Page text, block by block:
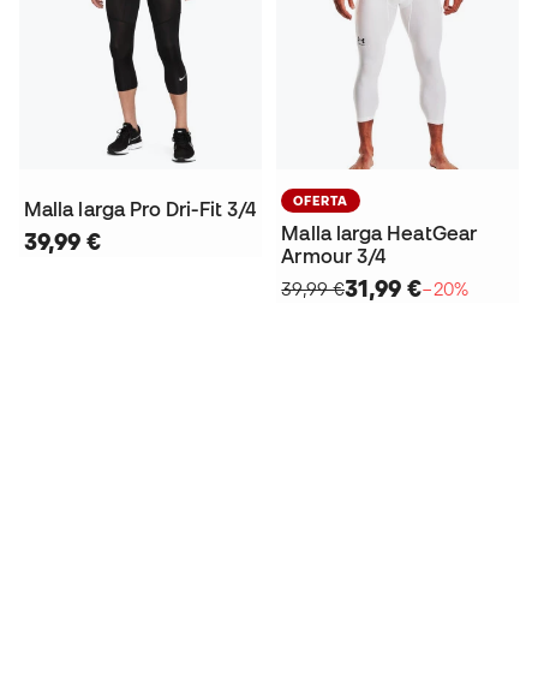
Malla larga Pro Dri-Fit 3/4
39,99 €
OFERTA
Malla larga HeatGear
Armour 3/4
39,99 €31,99 €−20%